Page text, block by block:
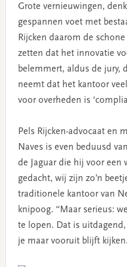
Grote vernieuwingen,
gespannen voet met
Rijcken daarom de
zetten dat het innovatie
belemmert, aldus de jury,
neemt dat het kantoor
voor overheden is
Pels Rijcken-advocaat en
Naves is even beduusd
de Jaguar die hij voor een
gedacht, wij zijn zo’n
traditionele kantoor van
knipoog. “Maar serieus:
te lopen. Dat is
je maar vooruit blijft